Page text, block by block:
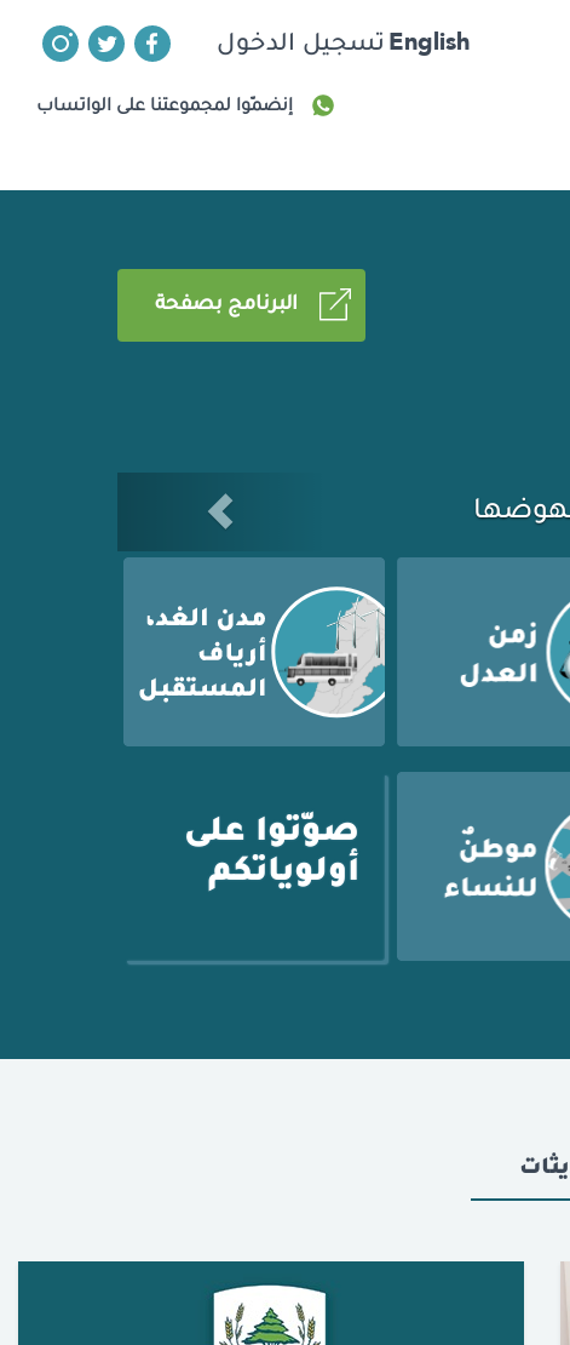
English تسجيل الدخول
إنضمّوا لمجموعتنا على الواتساب
البرنامج بصفحة
المعرفة
صوّتوا على
أولوياتكم